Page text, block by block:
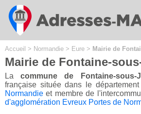
Accueil > Normandie > Eure > Mairie de
Mairie de Fontaine-
Lacommune de Fontaine-sous-
française située dans le
Normandie et membre de
d'agglomération Evreux Portes de
Cookies management panel